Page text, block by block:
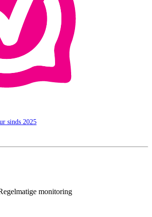
sinds 2025
monitoring